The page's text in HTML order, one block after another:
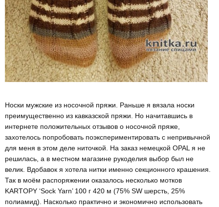
Носки мужские из носочной пряжи. Раньше я вязала носки
преимущественно из кавказской пряжи. Но начитавшись в
интернете положительных отзывов о носочной пряже,
захотелось попробовать поэкспериментировать с непривычной
для меня в этом деле ниточкой. На заказ немецкой OPAL я не
решилась, а в местном магазине рукоделия выбор был не
велик. Вдобавок я хотела нитки именно секционного крашения.
Так в моём распоряжении оказалось несколько мотков
KARTOPY ‘Sock Yarn’ 100 г 420 м (75% SW шерсть, 25%
полиамид). Насколько практично и экономично использовать